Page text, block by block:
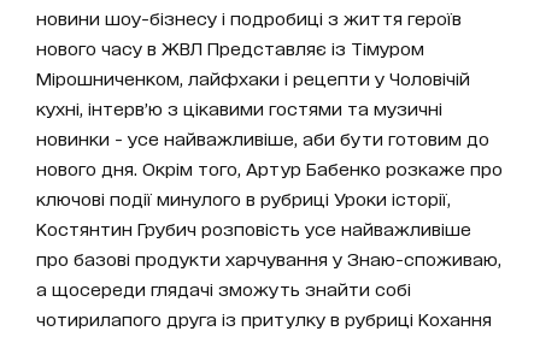
новини шоу-бізнесу і подробиці з життя героїв
нового часу в ЖВЛ Представляє із Тімуром
Мірошниченком, лайфхаки і рецепти у Чоловічій
кухні, інтерв’ю з цікавими гостями та музичні
новинки - усе найважливіше, аби бути готовим до
нового дня. Окрім того, Артур Бабенко розкаже про
ключові події минулого в рубриці Уроки історії,
Костянтин Грубич розповість усе найважливіше
про базові продукти харчування у Знаю-споживаю,
а щосереди глядачі зможуть знайти собі
чотирилапого друга із притулку в рубриці Кохання